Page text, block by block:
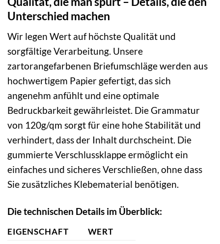
Unterschied machen
Wir legen Wert auf höchste Qualität und
sorgfältige Verarbeitung. Unsere
zartorangefarbenen Briefumschläge werden aus
hochwertigem Papier gefertigt, das sich
angenehm anfühlt und eine optimale
Bedruckbarkeit gewährleistet. Die Grammatur
von 120g/qm sorgt für eine hohe Stabilität und
verhindert, dass der Inhalt durchscheint. Die
gummierte Verschlussklappe ermöglicht ein
einfaches und sicheres Verschließen, ohne dass
Sie zusätzliches Klebematerial benötigen.
Die technischen Details im Überblick:
EIGENSCHAFT
WERT